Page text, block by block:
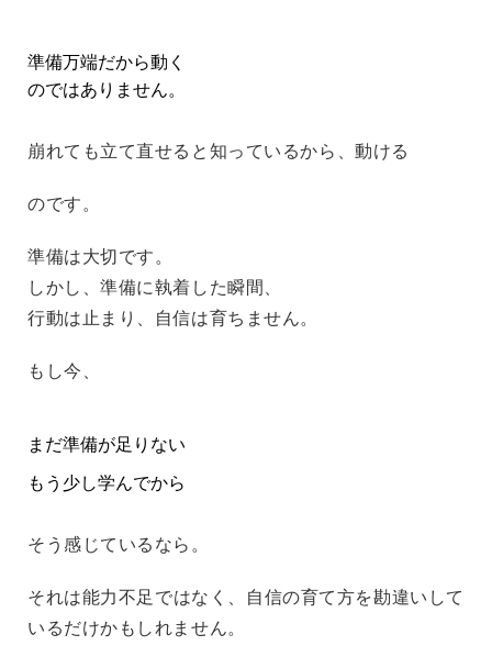
準備万端だから動く
のではありません。
崩れても立て直せると知っているから、動ける
のです。
準備は大切です。
しかし、準備に執着した瞬間、
行動は止まり、自信は育ちません。
もし今、
まだ準備が足りない
もう少し学んでから
そう感じているなら。
それは能力不足ではなく、
自信の育て方を勘違いして
いるだけかもしれません。